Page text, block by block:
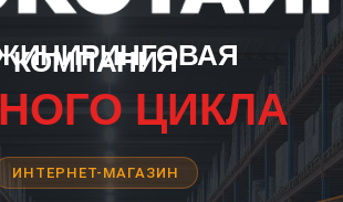
КОМПАНИЯ
ЦИКЛА
ИНТЕРНЕТ-МАГАЗИН